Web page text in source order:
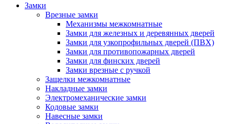
Замки
Врезные замки
Механизмы межкомнатные
Замки для железных и деревянных дверей
Замки для узкопрофильных дверей (ПВХ)
Замки для противопожарных дверей
Замки для финских дверей
Замки врезные с ручкой
Защелки межкомнатные
Накладные замки
Электромеханические замки
Кодовые замки
Навесные замки